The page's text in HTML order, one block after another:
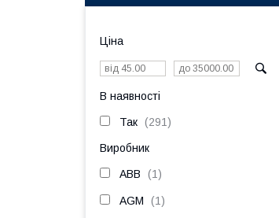
Ціна
В наявності
Так 291
Виробник
ABB 1
AGM 1